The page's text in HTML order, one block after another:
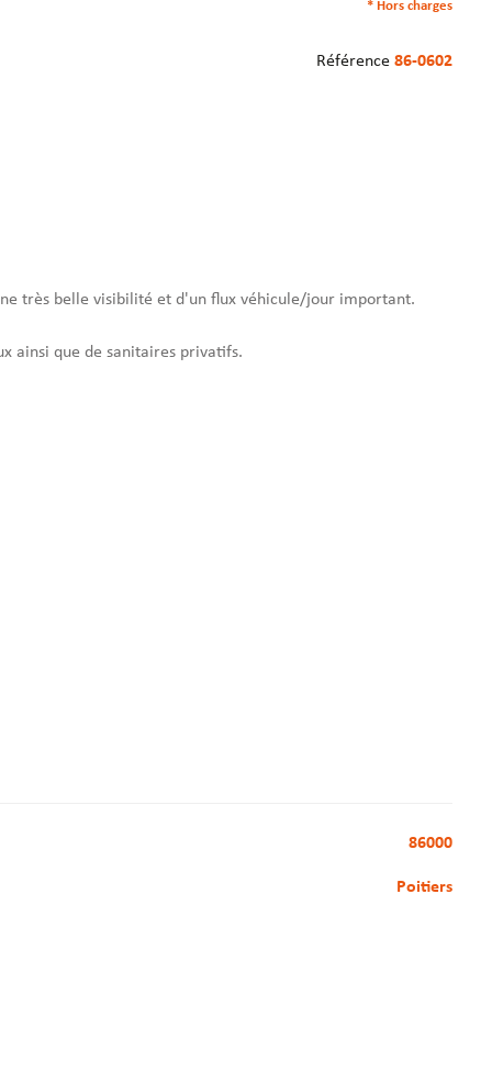
* Hors charges
Référence 86-0602
très belle visibilité et d'un flux véhicule/jour important.
ainsi que de sanitaires privatifs.
86000
Poitiers